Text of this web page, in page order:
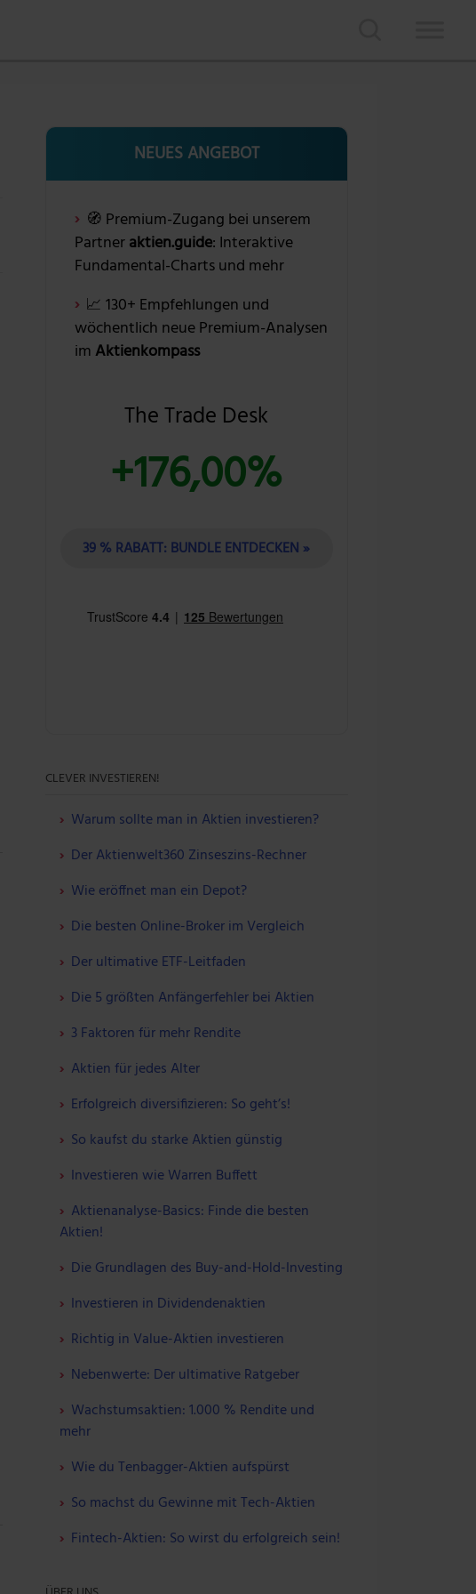
NEUES ANGEBOT
🧭 Premium-Zugang bei unserem
Partneraktien.guide: Interaktive
Fundamental-Charts und mehr
📈 130+ Empfehlungen und
wöchentlich neue Premium-Analysen
im Aktienkompass
The Trade Desk
+176,00%
39 % RABATT: BUNDLE ENTDECKEN »
CLEVER INVESTIEREN!
Warum sollte man in Aktien investieren?
Der Aktienwelt360 Zinseszins-Rechner
Wie eröffnet man ein Depot?
Die besten Online-Broker im Vergleich
Der ultimative ETF-Leitfaden
Die 5 größten Anfängerfehler bei Aktien
3 Faktoren für mehr Rendite
Aktien für jedes Alter
Erfolgreich diversifizieren: So geht’s!
So kaufst du starke Aktien günstig
Investieren wie Warren Buffett
Aktienanalyse-Basics: Finde die besten
Aktien!
Die Grundlagen des Buy-and-Hold-Investing
Investieren in Dividendenaktien
Richtig in Value-Aktien investieren
Nebenwerte: Der ultimative Ratgeber
Wachstumsaktien: 1.000 % Rendite und
mehr
Wie du Tenbagger-Aktien aufspürst
So machst du Gewinne mit Tech-Aktien
Fintech-Aktien: So wirst du erfolgreich sein!